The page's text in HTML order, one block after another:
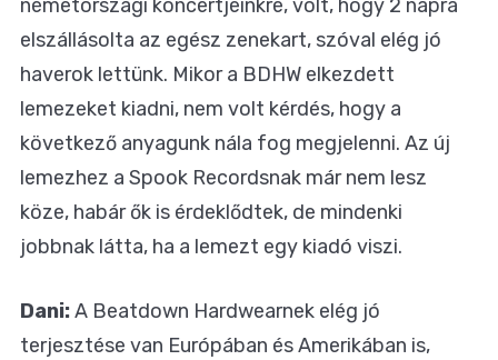
németországi koncertjeinkre, volt, hogy 2 napra
elszállásolta az egész zenekart, szóval elég jó
haverok lettünk. Mikor a BDHW elkezdett
lemezeket kiadni, nem volt kérdés, hogy a
következő anyagunk nála fog megjelenni. Az új
lemezhez a Spook Recordsnak már nem lesz
köze, habár ők is érdeklődtek, de mindenki
jobbnak látta, ha a lemezt egy kiadó viszi.
Dani:A Beatdown Hardwearnek elég jó
terjesztése van Európában és Amerikában is,